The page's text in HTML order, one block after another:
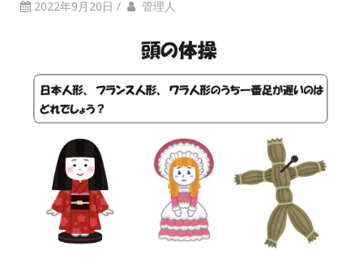
2022年9月20日 / 管理人